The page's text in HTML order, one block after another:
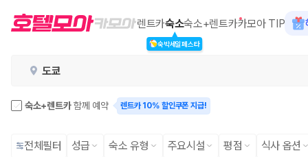
카모아 - 도쿄 호텔 | 최저가 가격비교
렌트카숙소
숙박세일페스타
숙소+렌트카카모아 TIP
도쿄
숙소+렌트카함께 예약 렌트카 10% 할인쿠폰 지급!
전체필터 성급 숙소 유형 주요시설 평점 식사 옵션